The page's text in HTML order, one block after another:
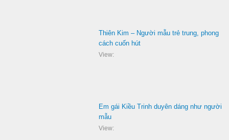
Thiên Kim – Người mẫu trẻ trung, phong
cách cuốn hút
View:
Em gái Kiều Trinh duyên dáng như người
mẫu
View: